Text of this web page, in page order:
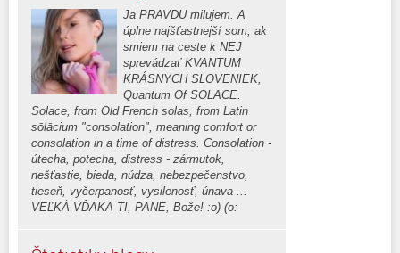
Ja PRAVDU milujem. A
úplne najšťastnejší som, ak
smiem na ceste k NEJ
sprevádzať KVANTUM
KRÁSNYCH SLOVENIEK,
Quantum Of SOLACE.
Solace, from Old French solas, from Latin
sōlācium "consolation", meaning comfort or
consolation in a time of distress. Consolation -
útecha, potecha, distress - zármutok,
nešťastie, bieda, núdza, nebezpečenstvo,
tieseň, vyčerpanosť, vysilenosť, únava ...
VEĽKÁ VĎAKA TI, PANE, Bože! :o) (o: